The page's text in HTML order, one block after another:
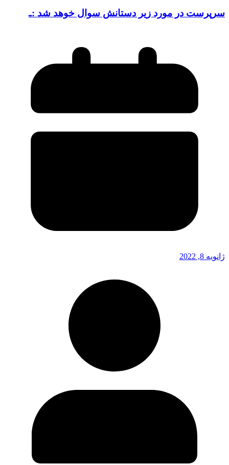
سرپرست در مورد زیر دستانش سوال خوهد شد :ـ
ژانویه 8, 2022